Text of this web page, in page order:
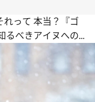
れって 本当？『ゴ
るべきアイヌへの